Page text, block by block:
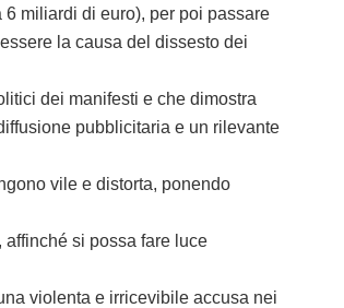
miliardi di euro), per poi passare
la causa del dissesto dei
dei manifesti e che dimostra
pubblicitaria e un rilevante
vile e distorta, ponendo
si possa fare luce
violenta e irricevibile accusa nei